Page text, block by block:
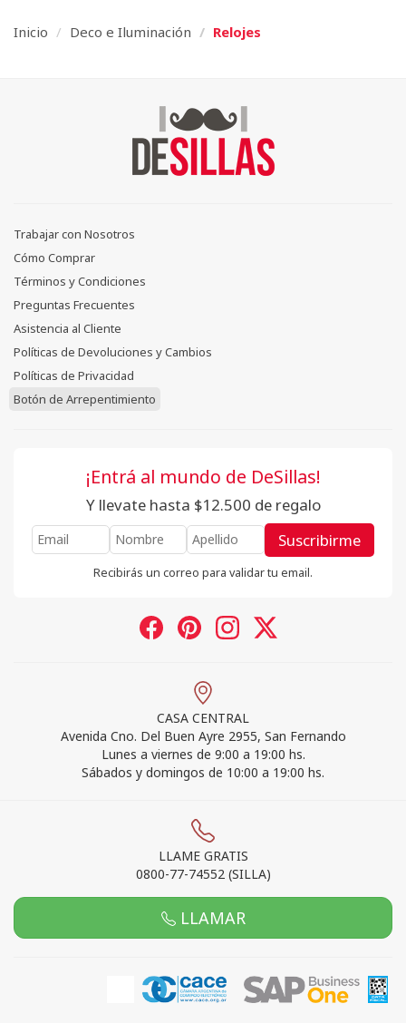
Inicio Deco e Iluminación Relojes
Trabajar con Nosotros
Cómo Comprar
Términos y Condiciones
Preguntas Frecuentes
Asistencia al Cliente
Políticas de Devoluciones y Cambios
Políticas de Privacidad
Botón de Arrepentimiento
¡Entrá al mundo de DeSillas!
Y llevate hasta $12.500 de regalo
Suscribirme
Recibirás un correo para validar tu email.
CASA CENTRAL
Avenida Cno. Del Buen Ayre 2955, San Fernando
Lunes a viernes de 9:00 a 19:00 hs.
Sábados y domingos de 10:00 a 19:00 hs.
LLAME GRATIS
0800-77-74552 (SILLA)
LLAMAR